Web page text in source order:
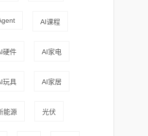
AI课程
硬件 AI家电
玩具 AI家居
能源 光伏